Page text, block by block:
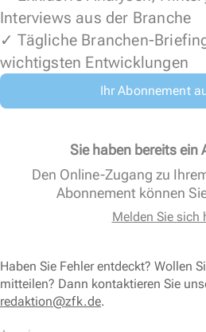
Interviews aus der Branche
✓ Tägliche Branchen-
wichtigsten Entwicklungen
Ihr Abonnement
Sie haben bereits ein
Den Online-Zugang zu
Abonnement können
Melden Sie sich
Haben Sie Fehler entdeckt? Wollen
mitteilen? Dann kontaktieren Sie
redaktion@zfk.de.